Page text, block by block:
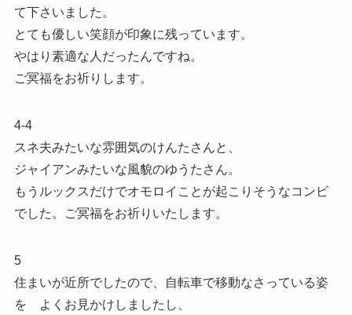
て下さいました。
とても優しい笑顔が印象に残っています。
やはり素適な人だったんですね。
ご冥福をお祈りします。
4-4
スネ夫みたいな雰囲気のけんたさんと、
ジャイアンみたいな風貌のゆうたさん。
もうルックスだけでオモロイことが起こりそうなコンビ
でした。ご冥福をお祈りいたします。
5
住まいが近所でしたので、自転車で移動なさっている姿
を よくお見かけしましたし、